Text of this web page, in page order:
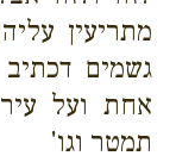
מתריעין
גשמים
אחת ועל
תמטר וגו'